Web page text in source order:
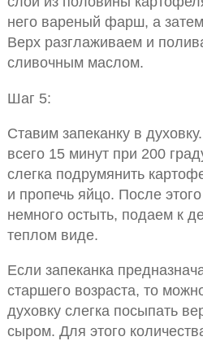
него вареный фарш, а
Верх разглаживаем и
сливочным маслом.
Шаг 5:
Ставим запеканку в
всего 15 минут при 200
слегка подрумянить
и пропечь яйцо. После
немного остыть, подаем к
теплом виде.
Если запеканка
старшего возраста, то
духовку слегка посыпать
сыром. Для этого